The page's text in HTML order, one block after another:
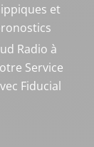
et
Radio à
Service
Fiducial